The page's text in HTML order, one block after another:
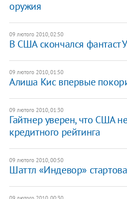
оружия
09 лютого 2010, 02:50
В США скончался фантаст
09 лютого 2010, 01:50
Алиша Кис впервые
09 лютого 2010, 01:30
Гайтнер уверен, что США
кредитного рейтинга
09 лютого 2010, 00:50
Шаттл «Индевор»